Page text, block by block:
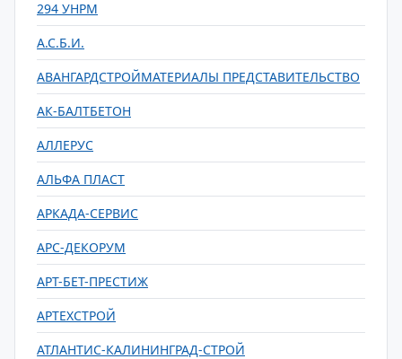
294 УНРМ
А.С.Б.И.
АВАНГАРДСТРОЙМАТЕРИАЛЫ ПРЕДСТАВИТЕЛЬСТВО
АК-БАЛТБЕТОН
АЛЛЕРУС
АЛЬФА ПЛАСТ
АРКАДА-СЕРВИС
АРС-ДЕКОРУМ
АРТ-БЕТ-ПРЕСТИЖ
АРТЕХСТРОЙ
АТЛАНТИС-КАЛИНИНГРАД-СТРОЙ